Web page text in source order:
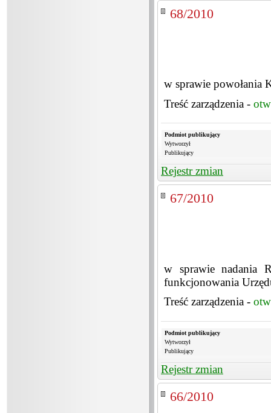
68/2010
w sprawie powołania
Treść zarządzenia -
Podmiot publikujący
Wytworzył
Publikujący
Rejestr zmian
67/2010
w sprawie nadania
funkcjonowania
Treść zarządzenia -
Podmiot publikujący
Wytworzył
Publikujący
Rejestr zmian
66/2010